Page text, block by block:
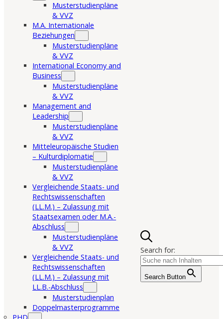
Musterstudienpläne
& VVZ
M.A. Internationale
Beziehungen
Musterstudienpläne
& VVZ
International Economy and
Business
Musterstudienpläne
& VVZ
Management and
Leadership
Musterstudienpläne
& VVZ
Mitteleuropäische Studien
– Kulturdiplomatie
Musterstudienpläne
& VVZ
Vergleichende Staats- und
Rechtswissenschaften
(LL.M.) – Zulassung mit
Staatsexamen oder M.A.-
Abschluss
Musterstudienpläne
& VVZ
Vergleichende Staats- und
Rechtswissenschaften
(LL.M.) – Zulassung mit
LL.B.-Abschluss
Musterstudienplan
Doppelmasterprogramme
Search for:
Search Button